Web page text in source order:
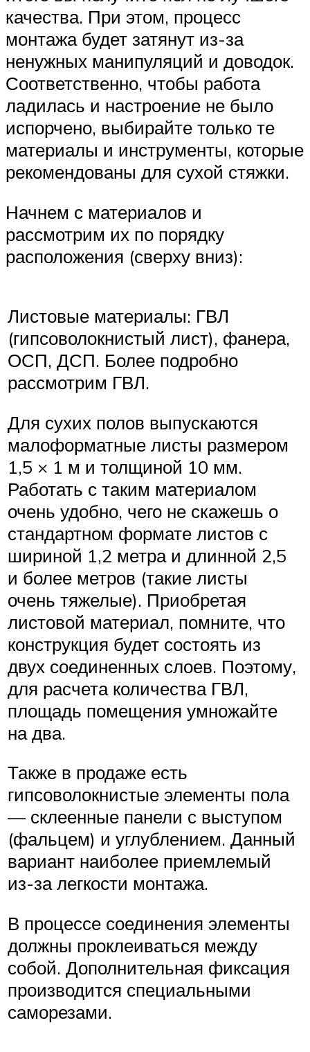
качества. При этом, процесс
монтажа будет затянут из-за
ненужных манипуляций и доводок.
Соответственно, чтобы работа
ладилась и настроение не было
испорчено, выбирайте только те
материалы и инструменты, которые
рекомендованы для сухой стяжки.
Начнем с материалов и
рассмотрим их по порядку
расположения (сверху вниз):
Листовые материалы: ГВЛ
(гипсоволокнистый лист), фанера,
ОСП, ДСП. Более подробно
рассмотрим ГВЛ.
Для сухих полов выпускаются
малоформатные листы размером
1,5 × 1 м и толщиной 10 мм.
Работать с таким материалом
очень удобно, чего не скажешь о
стандартном формате листов с
шириной 1,2 метра и длинной 2,5
и более метров (такие листы
очень тяжелые). Приобретая
листовой материал, помните, что
конструкция будет состоять из
двух соединенных слоев. Поэтому,
для расчета количества ГВЛ,
площадь помещения умножайте
на два.
Также в продаже есть
гипсоволокнистые элементы пола
— склеенные панели с выступом
(фальцем) и углублением. Данный
вариант наиболее приемлемый
из-за легкости монтажа.
В процессе соединения элементы
должны проклеиваться между
собой. Дополнительная фиксация
производится специальными
саморезами.